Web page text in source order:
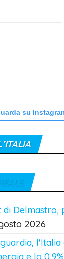
su
di Delmastro,
2026
l'Italia